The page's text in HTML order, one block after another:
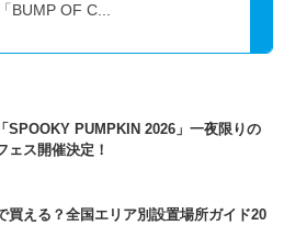
BUMP OF C...
SPOOKY PUMPKIN 2026」一夜限りの
ェス開催決定！
買える？全国エリア別設置場所ガイド20